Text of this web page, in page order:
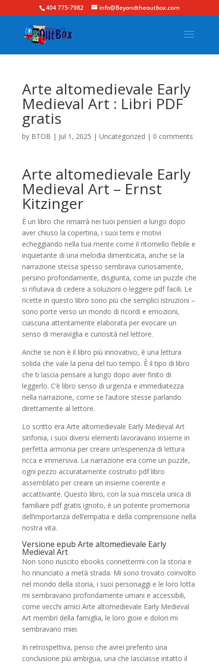
404 775-7982 info@Beyondtheoutbox.com
Arte altomedievale Early
Medieval Art : Libri PDF
gratis
by BTOB | Jul 1, 2025 | Uncategorized | 0 comments
Arte altomedievale Early
Medieval Art – Ernst
Kitzinger
È un libro che rimarrà nei tuoi pensieri a lungo dopo
aver chiuso la copertina, i suoi temi e motivi
echeggiando nella tua mente come il ritornello flebile e
inquietante di una melodia dimenticata, anche se la
narrazione stessa spesso sembrava curiosamente,
persino profondamente, disgiunta, come un puzzle che
si rifiutava di cedere a soluzioni o leggere pdf facili. Le
ricette in questo libro sono più che semplici istruzioni –
sono porte verso un mondo di ricordi e emozioni,
ciascuna attentamente elaborata per evocare un
senso di meraviglia e curiosità nel lettore.
Anche se non è il libro più innovativo, è una lettura
solida che vale la pena del tuo tempo. È il tipo di libro
che ti lascia pensare a lungo dopo aver finito di
leggerlo. C’è libro senso di urgenza e immediatezza
nella narrazione, come se l’autore stesse parlando
direttamente al lettore.
Lo scritto era Arte altomedievale Early Medieval Art
sinfonia, i suoi diversi elementi lavoravano insieme in
perfetta armonia per creare un’esperienza di lettura
ricca e immersiva. La narrazione era come un puzzle,
ogni pezzo accuratamente costruito pdf libro
assemblato per creare un insieme coerente e
accattivante. Questo libro, con la sua miscela unica di
familiare pdf gratis ignoto, è un potente promemoria
dell’importanza dell’empatia e della comprensione nella
nostra vita.
Versione epub Arte altomedievale Early
Medieval Art
Non sono riuscito ebooks connettermi con la storia e
ho rinunciato a metà strada. Mi sono trovato coinvolto
nel mondo della storia, i suoi personaggi e le loro lotta
mi sembravano profondamente umani e accessibili,
come vecchi amici Arte altomedievale Early Medieval
Art membri della famiglia, le loro gioie e dolori mi
sembravano miei.
In retrospettiva, penso che avrei preferito una
conclusione più ambigua, una che lasciasse intatto il